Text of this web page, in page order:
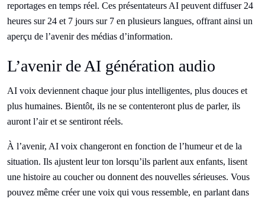
reportages en temps réel. Ces présentateurs AI peuvent diffuser 24
heures sur 24 et 7 jours sur 7 en plusieurs langues, offrant ainsi un
aperçu de l’avenir des médias d’information.
L’avenir de AI génération audio
AI voix deviennent chaque jour plus intelligentes, plus douces et
plus humaines. Bientôt, ils ne se contenteront plus de parler, ils
auront l’air et se sentiront réels.
À l’avenir, AI voix changeront en fonction de l’humeur et de la
situation. Ils ajustent leur ton lorsqu’ils parlent aux enfants, lisent
une histoire au coucher ou donnent des nouvelles sérieuses. Vous
pouvez même créer une voix qui vous ressemble, en parlant dans